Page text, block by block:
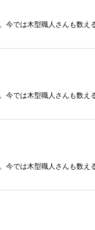
では木型職人さんも数
では木型職人さんも数
では木型職人さんも数